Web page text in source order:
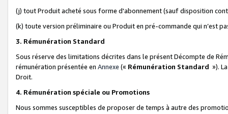
(j) tout Produit acheté sous forme d'abonnement (sauf disposition
(k) toute version préliminaire ou Produit en pré-commande qui n’est
3. Rémunération Standard
Sous réserve des limitations décrites dans le présent Décompte de
rémunération présentée en Annexe (« Rémunération Standard »).
Droit.
4. Rémunération spéciale ou Promotions
Nous sommes susceptibles de proposer de temps à autre des